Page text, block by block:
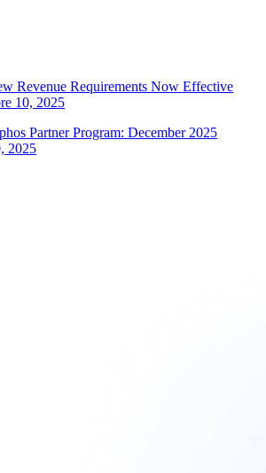
Revenue Requirements Now Effective
10, 2025
Partner Program: December 2025
2025